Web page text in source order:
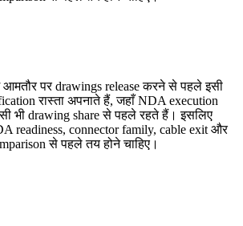
आमतौर पर drawings release करने से पहले इसी
रास्ता अपनाते हैं, जहाँ NDA execution
भी drawing share से पहले रहते हैं। इसलिए
readiness, connector family, cable exit और
से पहले तय होने चाहिए।